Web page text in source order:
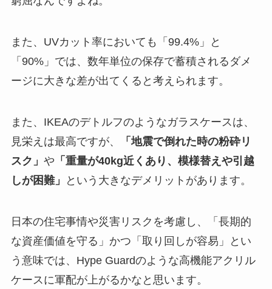
また、UVカット率においても「99.4%」と
「90%」では、数年単位の保存で蓄積されるダメ
ージに大きな差が出てくると考えられます。
また、IKEAのデトルフのようなガラスケースは、
見栄えは最高ですが、
「地震で倒れた時の粉砕リ
スク」 や 「重量が40kg近くあり、模様替えや引越
しが困難」
という大きなデメリットがあります。
日本の住宅事情や災害リスクを考慮し、「長期的
な資産価値を守る」かつ「取り回しが容易」とい
う意味では、Hype Guardのような高機能アクリル
ケースに軍配が上がるかなと思います。